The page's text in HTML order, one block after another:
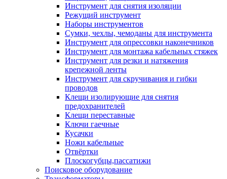
Инструмент для снятия изоляции
Режущий инструмент
Наборы инструментов
Сумки, чехлы, чемоданы для инструмента
Инструмент для опрессовки наконечников
Инструмент для монтажа кабельных стяжек
Инструмент для резки и натяжения
крепежной ленты
Инструмент для скручивания и гибки
проводов
Клещи изолирующие для снятия
предохранителей
Клещи переставные
Ключи гаечные
Кусачки
Ножи кабельные
Отвёртки
Плоскогубцы,пассатижи
Поисковое оборудование